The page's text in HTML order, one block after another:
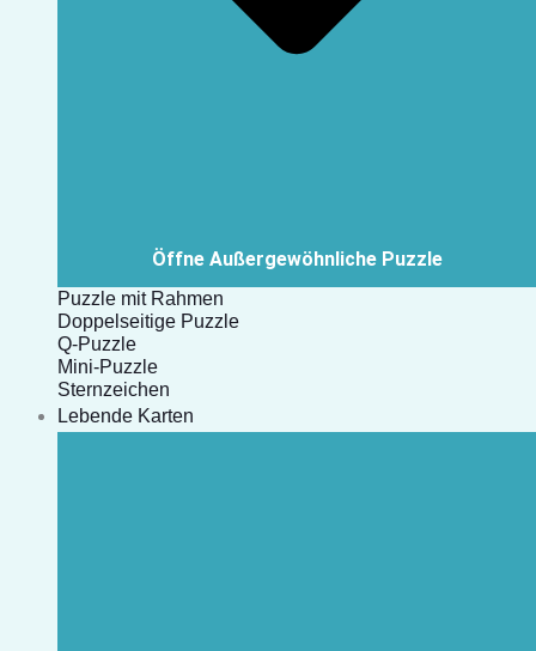
Öffne Außergewöhnliche Puzzle
Puzzle mit Rahmen
Doppelseitige Puzzle
Q-Puzzle
Mini-Puzzle
Sternzeichen
Lebende Karten